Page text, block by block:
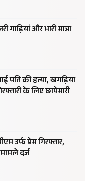
गाड़ियां और भारी मात्रा
पति की हत्या, खगड़िया
के लिए छापेमारी
उर्फ प्रेम गिरफ्तार,
दर्ज